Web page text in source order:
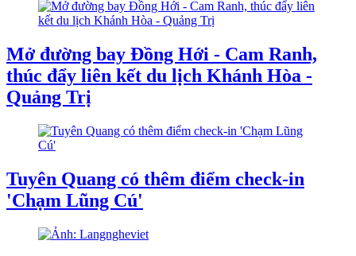
Mở đường bay Đồng Hới - Cam Ranh,
thúc đẩy liên kết du lịch Khánh Hòa -
Quảng Trị
Tuyên Quang có thêm điểm check-in
'Chạm Lũng Cú'